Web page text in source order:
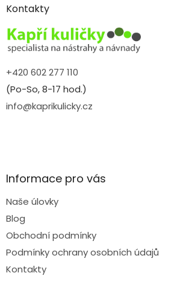
aKontakty
+420 602 277 110
(Po-So, 8-17 hod.)
info@kaprikulicky.cz
Informace pro vás
Naše úlovky
Blog
Obchodní podmínky
Podmínky ochrany osobních údajů
Kontakty